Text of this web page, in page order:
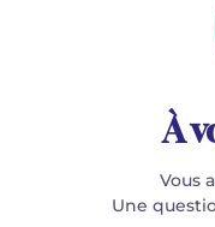
À
Vous
Une